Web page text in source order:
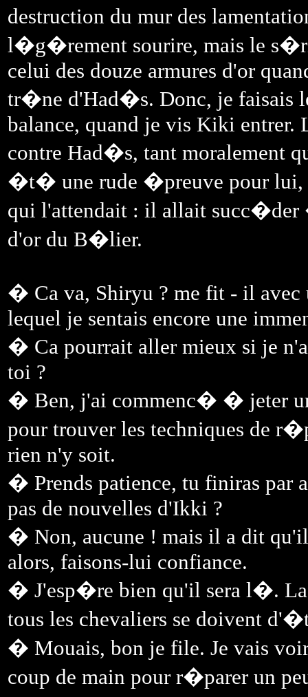
destruction du mur des
l�g�rement sourire, mais le
celui des douze armures d'or
tr�ne d'Had�s. Donc, je faisais
balance, quand je vis Kiki entrer.
contre Had�s, tant moralement
�t� une rude �preuve pour lui,
qui l'attendait : il allait
d'or du B�lier.
� Ca va, Shiryu ? me fit - il avec
lequel je sentais encore une
� Ca pourrait aller mieux si je
toi ?
� Ben, j'ai commenc� � jeter
pour trouver les techniques de
rien n'y soit.
� Prends patience, tu finiras par
pas de nouvelles d'Ikki ?
� Non, aucune ! mais il a dit
alors, faisons-lui confiance.
� J'esp�re bien qu'il sera l�.
tous les chevaliers se doivent
� Mouais, bon je file. Je vais
coup de main pour r�parer un